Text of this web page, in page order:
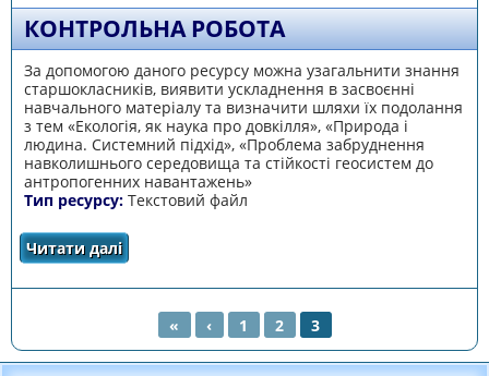
КОНТРОЛЬНА РОБОТА
За допомогою даного ресурсу можна узагальнити знання
старшокласників, виявити ускладнення в засвоєнні
навчального матеріалу та визначити шляхи їх подолання
з тем «Екологія, як наука про довкілля», «Природа і
людина. Системний підхід», «Проблема забруднення
навколишнього середовища та стійкості геосистем до
антропогенних навантажень»
Тип ресурсу: Текстовий файл
Читати даліпро Контрольна робота
СТОРІНКИ
« ‹ 1 2 3